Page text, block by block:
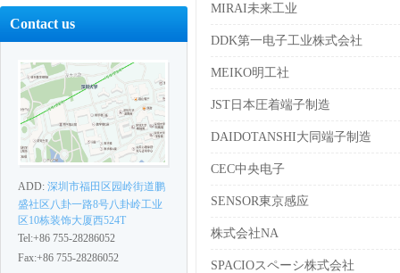
Contact us
ADD: 深圳市福田区园岭街道鹏
盛社区八卦一路8号八卦岭工业
区10栋装饰大厦西524T
Tel:+86 755-28286052
Fax:+86 755-28286052
MIRAI未来工业
DDK第一电子工业株式会社
MEIKO明工社
JST日本圧着端子制造
DAIDOTANSHI大同端子制造
CEC中央电子
SENSOR東京感应
株式会社NA
SPACIOスペーシ株式会社